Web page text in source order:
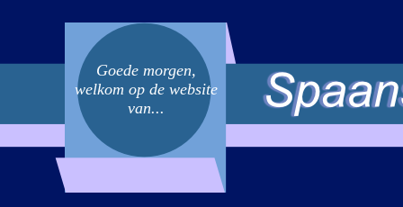
Goede morgen,
welkom op de website
van...